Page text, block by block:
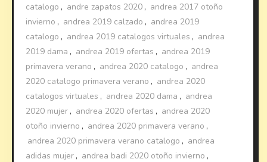
catalogo , andre zapatos 2020 , andrea 2017 otoño
invierno , andrea 2019 calzado , andrea 2019
catalogo , andrea 2019 catalogos virtuales , andrea
2019 dama , andrea 2019 ofertas , andrea 2019
primavera verano , andrea 2020 catalogo , andrea
2020 catalogo primavera verano , andrea 2020
catalogos virtuales , andrea 2020 dama , andrea
2020 mujer , andrea 2020 ofertas , andrea 2020
otoño invierno , andrea 2020 primavera verano ,
andrea 2020 primavera verano catalogo , andrea
adidas mujer , andrea badi 2020 otoño invierno ,